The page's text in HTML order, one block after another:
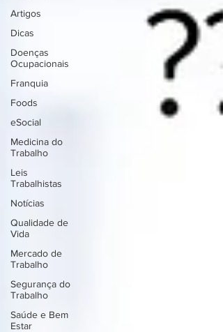
Artigos
Dicas
Doenças
Ocupacionais
Franquia
Foods
eSocial
Medicina do
Trabalho
Leis
Trabalhistas
Notícias
Qualidade de
Vida
Mercado de
Trabalho
Segurança do
Trabalho
Saúde e Bem
Estar